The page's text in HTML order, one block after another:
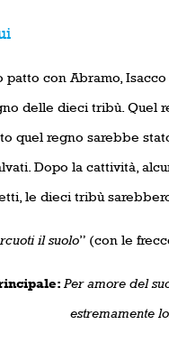
patto con Abramo,
delle dieci tribù. Quel
quel regno sarebbe
Dopo la cattività,
le dieci tribù
il suolo” (con le
Per amore del
longanime